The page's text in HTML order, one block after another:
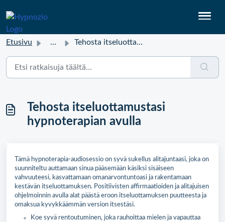
Etusivu ... Tehosta itseluottamustasi hypnoterapian avulla
Tehosta itseluottamustasi
hypnoterapian avulla
Tämä hypnoterapia-audiosessio on syvä sukellus alitajuntaasi, joka on
suunniteltu auttamaan sinua pääsemään käsiksi sisäiseen
vahvuuteesi, kasvattamaan omanarvontuntoasi ja rakentamaan
kestävän itseluottamuksen. Positiivisten affirmaatioiden ja alitajuisen
ohjelmoinnin avulla alat päästä eroon itseluottamuksen puutteesta ja
omaksua kyvykkäämmän version itsestäsi.
Koe syvä rentoutuminen, joka rauhoittaa mielen ja vapauttaa